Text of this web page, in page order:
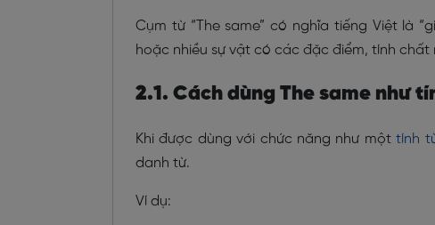
Cụm từ “The same” có nghĩa tiếng Việt là
hoặc nhiều sự vật có các đặc điểm, tính chất
2.1. Cách dùng The same như
Khi được dùng với chức năng như mộttính
danh từ.
Ví dụ: